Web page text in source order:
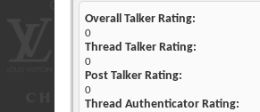
Overall Talker Rating:
0
Thread Talker Rating:
0
Post Talker Rating:
0
Thread Authenticator Rating: